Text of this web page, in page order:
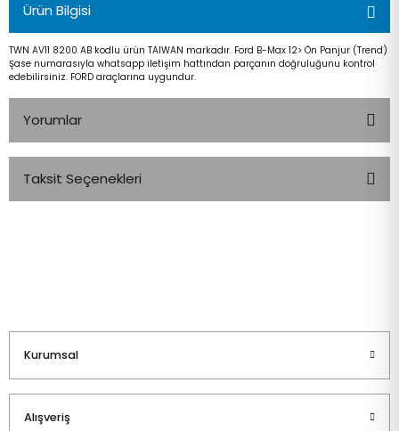
Ürün Bilgisi
TWN AV11 8200 AB kodlu ürün TAIWAN markadır. Ford B-Max 12> Ön Panjur (Trend)
Şase numarasıyla whatsapp iletişim hattından parçanın doğruluğunu kontrol
edebilirsiniz. FORD araçlarına uygundur.
Yorumlar
Taksit Seçenekleri
Kurumsal
Alışveriş